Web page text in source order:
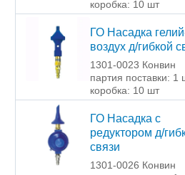
коробка: 10 шт
ГО Насадка
воздух д/гибкой
1301-0023 Конвин
партия поставки: 1
коробка: 10 шт
ГО Насадка с
редуктором д/
связи
1301-0026 Конвин